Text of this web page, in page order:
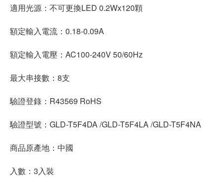
適用光源：不可更換LED 0.2Wx120顆
額定輸入電流：0.18-0.09A
額定輸入電壓：AC100-240V 50/60Hz
最大串接數：8支
驗證登錄：R43569 RoHS
驗證型號：GLD-T5F4DA /GLD-T5F4LA /GLD-T5F4NA
商品原產地：中國
入數：3入裝